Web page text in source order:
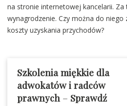
na stronie internetowej kancelarii. Za
wynagrodzenie. Czy można do niego
koszty uzyskania przychodów?
Szkolenia miękkie dla
adwokatów i radców
prawnych – Sprawdź